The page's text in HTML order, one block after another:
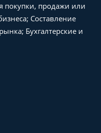
покупки, продажи или
Составление
Бухгалтерские и